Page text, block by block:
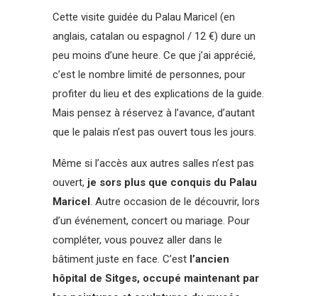
Cette visite guidée du Palau Maricel (en
anglais, catalan ou espagnol / 12 €) dure un
peu moins d’une heure. Ce que j’ai apprécié,
c’est le nombre limité de personnes, pour
profiter du lieu et des explications de la guide.
Mais pensez à réservez à l’avance, d’autant
que le palais n’est pas ouvert tous les jours.
Même si l’accès aux autres salles n’est pas
ouvert, je sors plus que conquis du Palau
Maricel. Autre occasion de le découvrir, lors
d’un événement, concert ou mariage. Pour
compléter, vous pouvez aller dans le
bâtiment juste en face. C’est l’ancien
hôpital de Sitges, occupé maintenant par